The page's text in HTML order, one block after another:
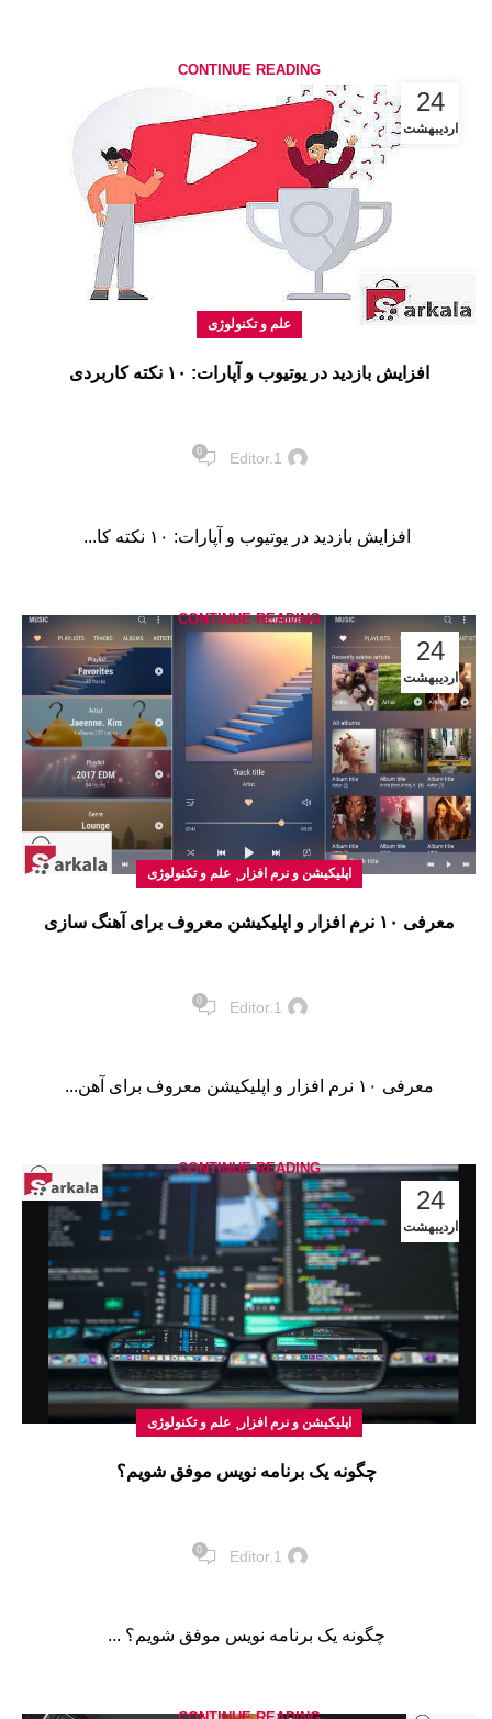
CONTINUE READING
24
اردیبهشت
علم و تکنولوژی
افزایش بازدید در یوتیوب و آپارات: ۱۰ نکته کاربردی
Editor.1
0
افزایش بازدید در یوتیوب و آپارات: ۱۰ نکته کا...
CONTINUE READING
24
اردیبهشت
اپلیکیشن و نرم افزار ,علم و تکنولوژی
معرفی ۱۰ نرم افزار و اپلیکیشن‌ معروف برای آهنگ سازی
Editor.1
0
معرفی ۱۰ نرم افزار و اپلیکیشن‌ معروف برای آهن...
CONTINUE READING
24
اردیبهشت
اپلیکیشن و نرم افزار ,علم و تکنولوژی
چگونه یک برنامه نویس موفق شویم؟
Editor.1
0
چگونه یک برنامه نویس موفق شویم؟ ...